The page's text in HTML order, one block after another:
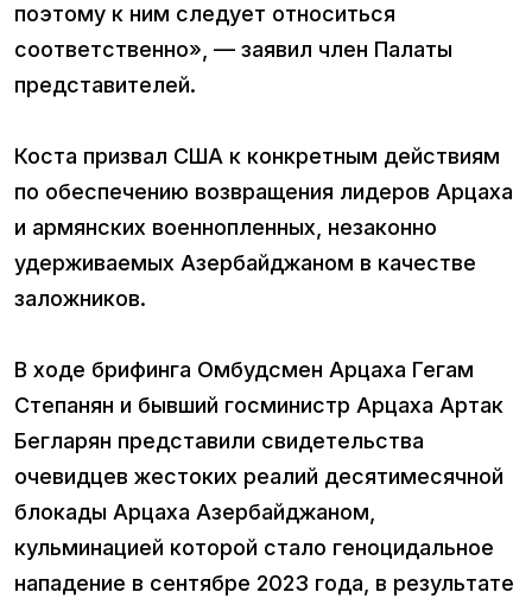
поэтому к ним следует относиться
соответственно», — заявил член Палаты
представителей.
Коста призвал США к конкретным действиям
по обеспечению возвращения лидеров Арцаха
и армянских военнопленных, незаконно
удерживаемых Азербайджаном в качестве
заложников.
В ходе брифинга Омбудсмен Арцаха Гегам
Степанян и бывший госминистр Арцаха Артак
Бегларян представили свидетельства
очевидцев жестоких реалий десятимесячной
блокады Арцаха Азербайджаном,
кульминацией которой стало геноцидальное
нападение в сентябре 2023 года, в результате